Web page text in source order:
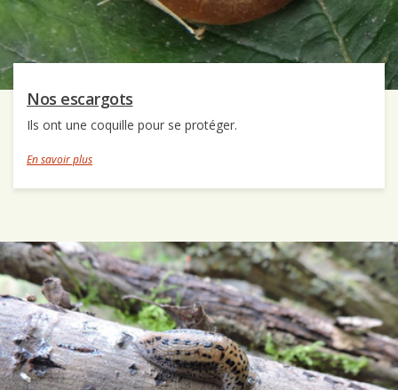
Nos escargots
Ils ont une coquille pour se protéger.
En savoir plus